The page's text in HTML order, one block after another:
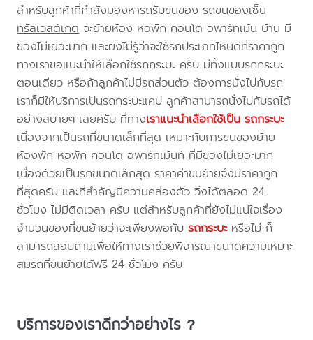
สำหรับลูกค้าที่กำลังมองหารถรับขนของ รถขนของเซ็น
ทรัลเวสต์เกต จะย้ายห้อง หอพัก คอนโด อพาร์ทเม้น บ้าน มี
ของไม่เยอะมาก และยังไม่รู้ว่าจะใช้รถประเภทไหนดีที่ราคาถูก
ทางเราขอแนะนำให้เลือกใช้รถกระบะ ครับ มีทั้งแบบรถกระบะ
ตอนเดียว หรือถ้าลูกค้าไม่มีรถส่วนตัว ต้องการนั่งไปกับรถ
เราก็มีให้บริการเป็นรถกระบะแคป ลูกค้าสามารถนั่งไปกับรถได้
อย่างสบายๆ เลยครับ ที่ทางเราแนะนำเลือกใช้เป็น รถกระบะ
เนื่องจากเป็นรถที่ขนาดเล็กที่สุด เหมาะกับการขนของย้าย
ห้องพัก หอพัก คอนโด อพาร์ทเม้นท์ ที่มีของไม่เยอะมาก
เนื่องด้วยเป็นรถขนาดเล็กสุด ราคาค่าขนย้ายจึงมีราคาถูก
ที่สุดครับ และที่สำคัญมีความคล่องตัว วิ่งได้ตลอด 24
ชั่วโมง ไม่มีติดเวลา ครับ แต่สำหรับลูกค้าที่ยังไม่แน่ใจเรื่อง
จำนวนของที่ขนย้ายว่าจะเพียงพอกับรถกระบะ หรือไม่ ก็
สามารถสอบถามเพื่อให้ทางเราช่วยพิจารณาขนาดความเหมาะ
สมรถที่ขนย้ายได้ฟรี 24 ชั่วโมง ครับ
บริการของเราดีกว่าอย่างไร ?